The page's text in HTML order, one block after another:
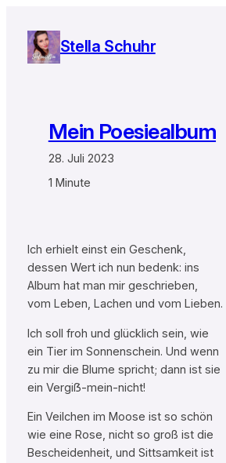
Inhalt
springen
Stella Schuhr
Mein Poesiealbum
28. Juli 2023
1 Minute
Ich erhielt einst ein Geschenk,
dessen Wert ich nun bedenk: ins
Album hat man mir geschrieben,
vom Leben, Lachen und vom Lieben.
Ich soll froh und glücklich sein, wie
ein Tier im Sonnenschein. Und wenn
zu mir die Blume spricht; dann ist sie
ein Vergiẞ-mein-nicht!
Ein Veilchen im Moose ist so schön
wie eine Rose, nicht so groß ist die
Bescheidenheit, und Sittsamkeit ist